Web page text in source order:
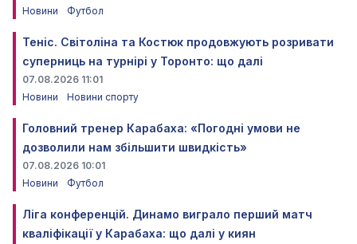
Новини
Футбол
Теніс. Світоліна та Костюк продовжують розривати
суперниць на турнірі у Торонто: що далі
07.08.2026 11:01
Новини
Новини спорту
Головний тренер Карабаха: «Погодні умови не
дозволили нам збільшити швидкість»
07.08.2026 10:01
Новини
Футбол
Ліга конференцій. Динамо виграло перший матч
кваліфікації у Карабаха: що далі у киян